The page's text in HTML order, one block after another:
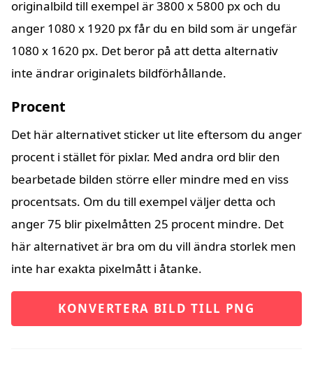
originalbild till exempel är 3800 x 5800 px och du
anger 1080 x 1920 px får du en bild som är ungefär
1080 x 1620 px. Det beror på att detta alternativ
inte ändrar originalets bildförhållande.
Procent
Det här alternativet sticker ut lite eftersom du anger
procent i stället för pixlar. Med andra ord blir den
bearbetade bilden större eller mindre med en viss
procentsats. Om du till exempel väljer detta och
anger 75 blir pixelmåtten 25 procent mindre. Det
här alternativet är bra om du vill ändra storlek men
inte har exakta pixelmått i åtanke.
KONVERTERA BILD TILL PNG